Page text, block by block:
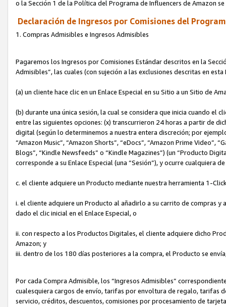
o la Sección 1 de la Política del Programa de Influencers de Amazon
Declaración de Ingresos por Comisiones del
1. Compras Admisibles e Ingresos Admisibles
Pagaremos los Ingresos por Comisiones Estándar descritos en la
Admisibles”, las cuales (con sujeción a las exclusiones descritas en
(a) un cliente hace clic en un Enlace Especial en su Sitio a un Sitio de
(b) durante una única sesión, la cual se considera que inicia cuando el
entre las siguientes opciones: (x) transcurrieron 24 horas a partir de
digital (según lo determinemos a nuestra entera discreción; por
“Amazon Music”, “Amazon Shorts”, “eDocs”, “Amazon Prime Video”,
Blogs”, “Kindle Newsfeeds” o “Kindle Magazines”) (un “Producto
corresponde a su Enlace Especial (una “Sesión”), y ocurre cualquiera
c. el cliente adquiere un Producto mediante nuestra herramienta 1-
i. el cliente adquiere un Producto al añadirlo a su carrito de compras
dado el clic inicial en el Enlace Especial, o
ii. con respecto a los Productos Digitales, el cliente adquiere dicho
Amazon; y
iii. dentro de los 180 días posteriores a la compra, el Producto se
Por cada Compra Admisible, los “Ingresos Admisibles”
cualesquiera cargos de envío, tarifas por envoltura de regalo, tarifas
servicio, créditos, descuentos, comisiones por procesamiento de